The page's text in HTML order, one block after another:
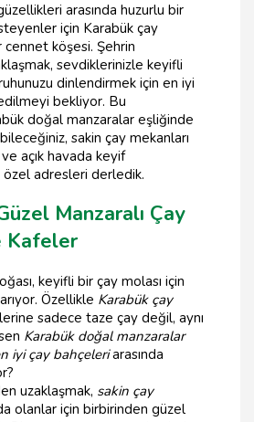
arasında huzurlu bir
için Karabük çay
köşesi. Şehrin
sevdiklerinizle keyifli
dinlendirmek için en iyi
bekliyor. Bu
doğal manzaralar eşliğinde
sakin çay mekanları
açık havada keyif
adresleri derledik.
Manzaralı Çay
Kafeler
keyifli bir çay molası için
Özellikle Karabük çay
sadece taze çay değil, aynı
Karabük doğal manzaralar
iyi çay bahçeleriarasında
uzaklaşmak, sakin çay
olanlar için birbirinden güzel